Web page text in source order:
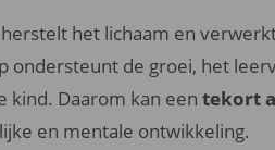
herstelt het lichaam en
ondersteunt de groei, het
kind. Daarom kan een tekort
en mentale ontwikkeling.